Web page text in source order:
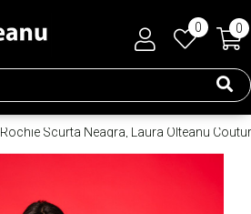
0 0
Rochie Scurta Neagra, Laura Olteanu